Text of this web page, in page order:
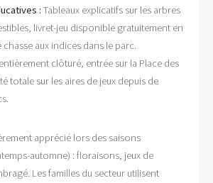
: Tableaux explicatifs sur les arbres
livret-jeu disponible gratuitement en
aux indices dans le parc.
clôturé, entrée sur la Place des
totale sur les aires de jeux depuis de
apprécié lors des saisons
automne) : floraisons, jeux de
Les familles du secteur utilisent